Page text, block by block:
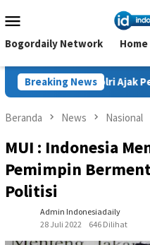
ke
kontenMobile
Bogordaily Network Home
Breaking News
Ajak Perkuat Sinergi Jaga
Beranda News Nasional
MUI : Indonesia
Pemimpin
Politisi
Admin Indonesiadaily
28 Juli 2022
646 Dilihat